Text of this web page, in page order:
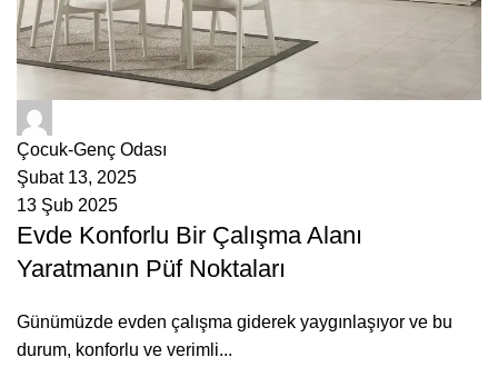
Çocuk-Genç Odası
Şubat 13, 2025
13 Şub 2025
Evde Konforlu Bir Çalışma Alanı
Yaratmanın Püf Noktaları
Günümüzde evden çalışma giderek yaygınlaşıyor ve bu
durum, konforlu ve verimli...